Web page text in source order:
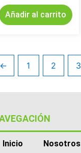
Añadir al carrito
← 1 2 3
Inicio Nosotros